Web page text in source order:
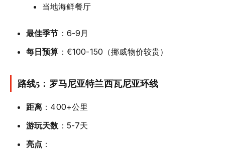
当地海鲜餐厅
最佳季节 ：6-9月
每日预算 ：€100-150（挪威物价较贵）
路线5：罗马尼亚特兰西瓦尼亚环线
距离 ：400+公里
游玩天数 ：5-7天
亮点 ：